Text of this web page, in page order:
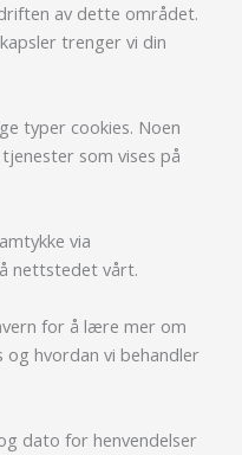
av dette området.
trenger vi din
typer cookies. Noen
som vises på
via
nettstedet vårt.
for å lære mer om
og hvordan vi behandler
dato for henvendelser